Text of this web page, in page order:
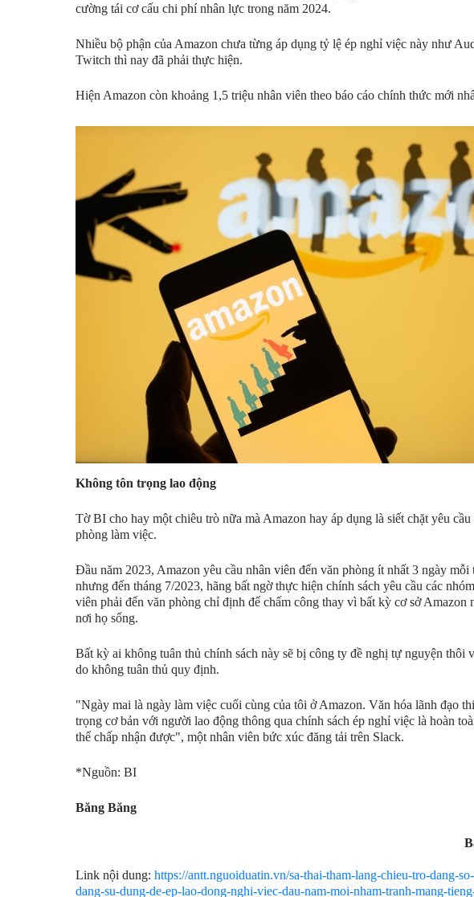
cường tái cơ cấu chi phí nhân lực trong năm 2024.
Nhiều bộ phận của Amazon chưa từng áp dụng tỷ lệ ép nghỉ việc này như
Twitch thì nay đã phải thực hiện.
Hiện Amazon còn khoảng 1,5 triệu nhân viên theo báo cáo chính thức mới
Không tôn trọng lao động
Tờ BI cho hay một chiêu trò nữa mà Amazon hay áp dụng là siết chặt yêu cầu
phòng làm việc.
Đầu năm 2023, Amazon yêu cầu nhân viên đến văn phòng ít nhất 3 ngày mỗi
nhưng đến tháng 7/2023, hãng bất ngờ thực hiện chính sách yêu cầu các
viên phải đến văn phòng chỉ định để chấm công thay vì bất kỳ cơ sở Amazon
nơi họ sống.
Bất kỳ ai không tuân thủ chính sách này sẽ bị công ty đề nghị tự nguyện thôi
do không tuân thủ quy định.
"Ngày mai là ngày làm việc cuối cùng của tôi ở Amazon. Văn hóa lãnh đạo
trọng cơ bản với người lao động thông qua chính sách ép nghỉ việc là hoàn
thể chấp nhận được", một nhân viên bức xúc đăng tải trên Slack.
*Nguồn: BI
Băng Băng
Link nội dung: https://antt.nguoiduatin.vn/sa-thai-tham-lang-chieu-tro-dang-
dang-su-dung-de-ep-lao-dong-nghi-viec-dau-nam-moi-nham-tranh-mang-